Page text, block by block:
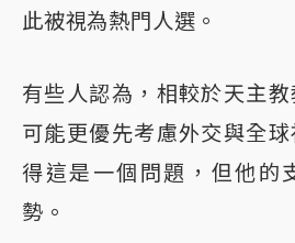
此被視為熱門人選。
有些人認為，相較於天主
可能更優先考慮外交與全
得這是一個問題，但他的
勢。